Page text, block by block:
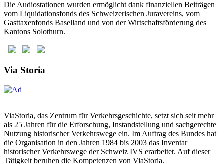
Die Audiostationen wurden ermöglicht dank finanziellen Beiträgen
vom Liquidationsfonds des Schweizerischen Juravereins, vom
Gasttaxenfonds Baselland und von der Wirtschaftsförderung des
Kantons Solothurn.
Via Storia
ViaStoria, das Zentrum für Verkehrsgeschichte, setzt sich seit mehr
als 25 Jahren für die Erforschung, Instandstellung und sachgerechte
Nutzung historischer Verkehrswege ein. Im Auftrag des Bundes hat
die Organisation in den Jahren 1984 bis 2003 das Inventar
historischer Verkehrswege der Schweiz IVS erarbeitet. Auf dieser
Tätigkeit beruhen die Kompetenzen von ViaStoria.